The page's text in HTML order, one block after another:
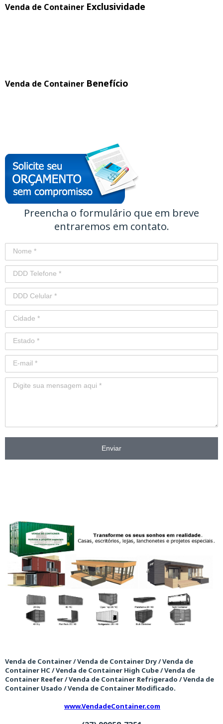
Venda de Container Exclusividade
Venda de Container Benefício
Preencha o formulário que em breve
entraremos em contato.
Enviar
Venda de Container / Venda de Container Dry / Venda de
Container HC / Venda de Container High Cube / Venda de
Container Reefer / Venda de Container Refrigerado / Venda de
Container Usado / Venda de Container Modificado.
www.VendadeContainer.com